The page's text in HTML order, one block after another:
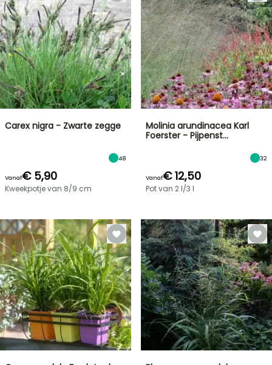
Carex nigra - Zwarte zegge
48
Vanaf€ 5,90
Kweekpotje van 8/9 cm
Molinia arundinacea Karl
Foerster - Pijpenst…
32
Vanaf€ 12,50
Pot van 2 l/3 l